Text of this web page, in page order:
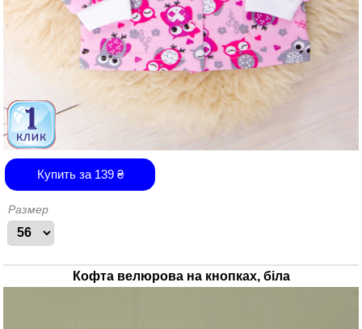
Купить за 139₴
Размер
Кофта велюрова на кнопках, біла